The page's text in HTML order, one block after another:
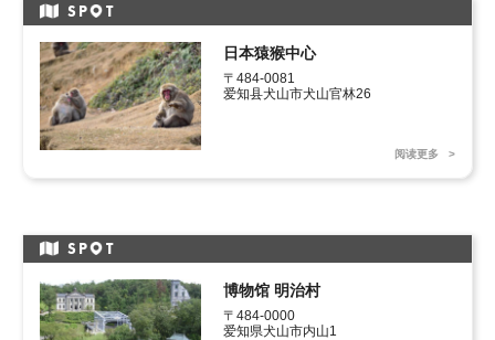
SP T
日本猿猴中心
〒484-0081
爱知县犬山市犬山官林26
阅读更多
SP T
博物馆 明治村
〒484-0000
爱知県犬山市内山1